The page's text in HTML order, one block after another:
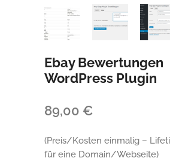
Ebay Bewertungen
WordPress Plugin
89,00 €
(Preis/Kosten einmalig –
für eine Domain/Webseite)